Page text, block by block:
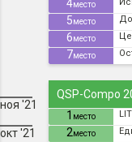
ноя '21
окт '21
4место
5место
6место
7место
QSP-Compo
1 место
2место